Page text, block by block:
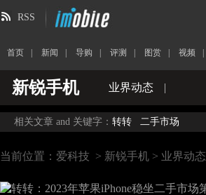
RSS
首页 新闻 导购 评测 图赏 视频
新锐手机 业界动态 |
相关文章 and 关键字： 转转 二手市场
当前位置： 爱科技 > 新锐手机 > 业界动态